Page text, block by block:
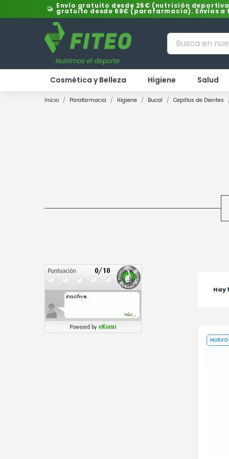
Envío gratuito desde 25€ (nutrición
gratuito desde 69€ (parafarmacia). Envíos a
Cosmética y Belleza Higiene Salud
Inicio Parafarmacia Higiene Bucal Cepillos de Dientes
Hay
NUEVO